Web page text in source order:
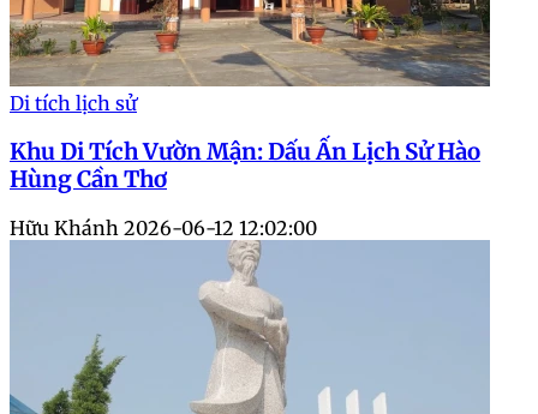
Di tích lịch sử
Khu Di Tích Vườn Mận: Dấu Ấn Lịch Sử Hào
Hùng Cần Thơ
Hữu Khánh 2026-06-12 12:02:00